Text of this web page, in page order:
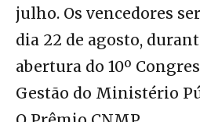
julho. Os vencedores
dia 22 de agosto,
abertura do 10º
Gestão do Ministério